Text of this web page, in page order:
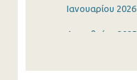
Ιανουαρίου 2026
Δεκεμβρίου 2025